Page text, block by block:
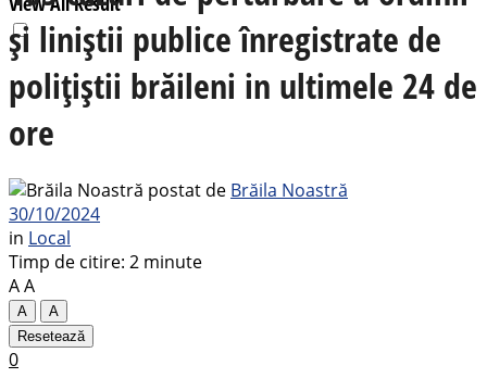
și liniștii publice înregistrate de
polițiștii brăileni in ultimele 24 de
ore
postat de Brăila Noastră
30/10/2024
in Local
Timp de citire: 2 minute
AA
A
A
Resetează
0